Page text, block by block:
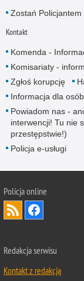
Zostań Policjantem
Kontakt
Komenda -
Komisariaty -
Zgłoś korupcję
Informacja dla
Powiadom nas -
interwencji! Tu nie
przestępstwie!)
Policja e-usługi
Policja online
Redakcja serwisu
Kontakt z redakcją